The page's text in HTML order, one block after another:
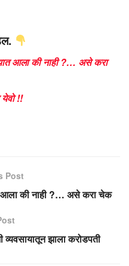
आला की नाही ?… असे करा
येवो !!
Post
आला की नाही ?… असे करा चेक
व्यवसायातून झाला करोडपती